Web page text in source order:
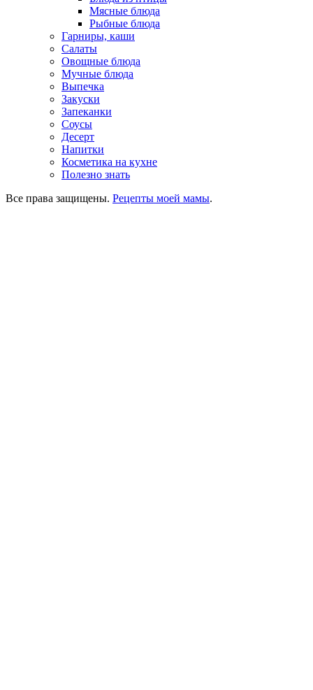
Мясные блюда
Рыбные блюда
Гарниры, каши
Салаты
Овощные блюда
Мучные блюда
Выпечка
Закуски
Запеканки
Соусы
Десерт
Напитки
Косметика на кухне
Полезно знать
Все права защищены. Рецепты моей мамы.